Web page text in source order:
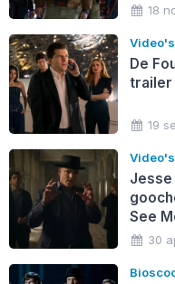
18
Video's
De
trailer
19
Video's
See
30